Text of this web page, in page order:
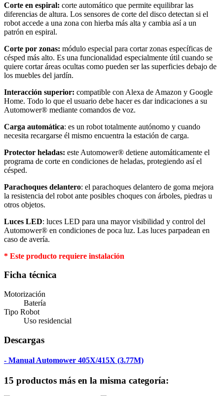
Corte en espiral: corte automático que permite equilibrar las
diferencias de altura. Los sensores de corte del disco detectan si el
robot accede a una zona con hierba más alta y cambia así a un
patrón en espiral.
Corte por zonas: módulo especial para cortar zonas específicas de
césped más alto. Es una funcionalidad especialmente útil cuando se
quiere cortar áreas ocultas como pueden ser las superficies debajo de
los muebles del jardín.
Interacción superior: compatible con Alexa de Amazon y Google
Home. Todo lo que el usuario debe hacer es dar indicaciones a su
Automower® mediante comandos de voz.
Carga automática: es un robot totalmente autónomo y cuando
necesita recargarse él mismo encuentra la estación de carga.
Protector heladas: este Automower® detiene automáticamente el
programa de corte en condiciones de heladas, protegiendo así el
césped.
Parachoques delantero: el parachoques delantero de goma mejora
la resistencia del robot ante posibles choques con árboles, piedras u
otros objetos.
Luces LED: luces LED para una mayor visibilidad y control del
Automower® en condiciones de poca luz. Las luces parpadean en
caso de avería.
* Este producto requiere instalación
Ficha técnica
Motorización
Batería
Tipo Robot
Uso residencial
Descargas
- Manual Automower 405X/415X (3.77M)
15 productos más en la misma categoría: